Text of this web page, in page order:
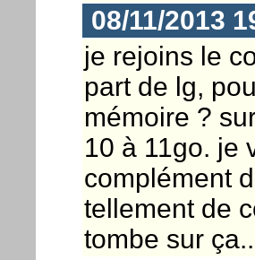
08/11/2013
je rejoins le
part de lg,
mémoire ?
10 à 11go. je
complément
tellement de
tombe sur